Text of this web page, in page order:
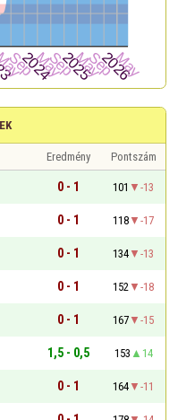
Eredmény
Pontszám
0 - 1 101
-13
0 - 1 118
-17
0 - 1 134
-13
0 - 1 152
-18
0 - 1 167
-15
1,5 - 0,5 153
14
0 - 1 164
-11